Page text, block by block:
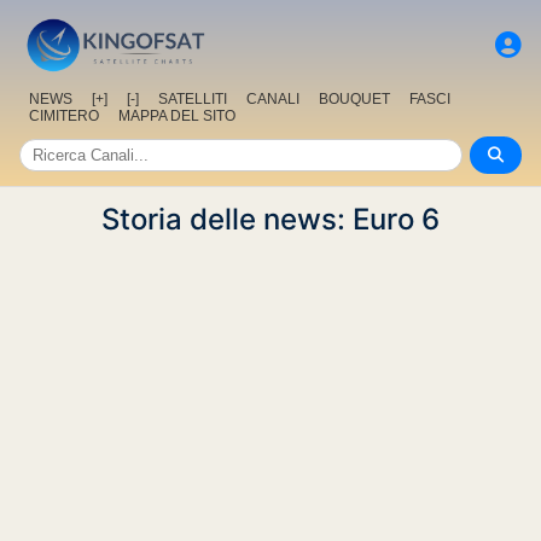
NEWS [+] [-] SATELLITI CANALI BOUQUET
FASCI
CIMITERO
MAPPA DEL SITO
Storia delle news: Euro 6